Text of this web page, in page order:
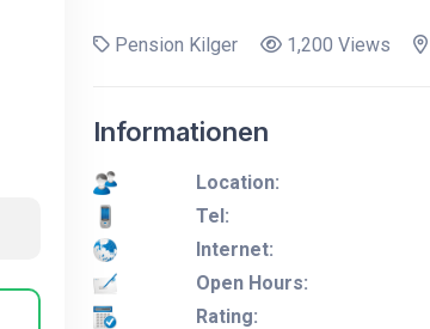
Pension Kilger 1,200 Views
Informationen
Location:
Tel:
Internet:
Open Hours:
Rating: